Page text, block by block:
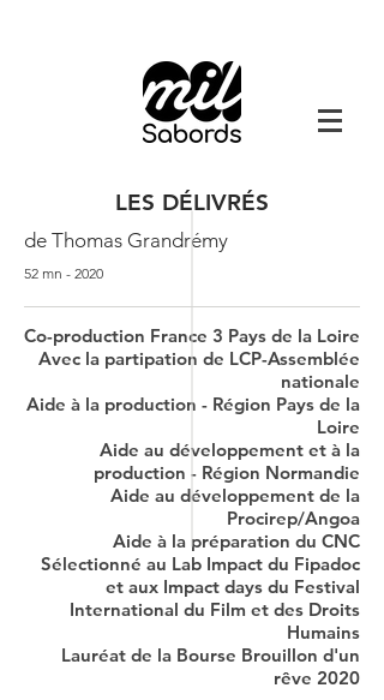
LES DÉLIVRÉS
de Thomas Grandrémy
52 mn - 2020
Co-production France 3 Pays de la Loire
Avec la partipation de LCP-Assemblée
nationale
Aide à la production - Région Pays de la
Loire
Aide au développement et à la
production - Région Normandie
Aide au développement de la
Procirep/Angoa
Aide à la préparation du CNC
Sélectionné au Lab Impact du Fipadoc
et aux Impact days du Festival
International du Film et des Droits
Humains
Lauréat de la Bourse Brouillon d'un
rêve 2020